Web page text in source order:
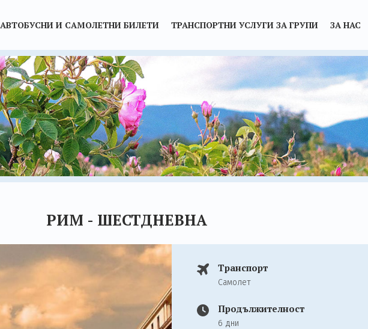
АВТОБУСНИ И САМОЛЕТНИ БИЛЕТИ ТРАНСПОРТНИ УСЛУГИ ЗА ГРУПИ ЗА НАС
РИМ - ШЕСТДНЕВНА
Транспорт
Самолет
Продължителност
6 дни